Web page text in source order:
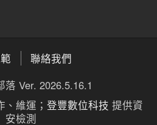
聯絡我們
Ver. 2026.5.16.1
、維運； 登豐數位科技 提供資
安檢測